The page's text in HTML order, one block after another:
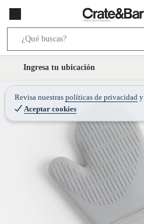
e
r
c
B
a
r
t
Ingresa tu ubicación
Revisa nuestras políticas de privacidad y
Aceptar cookies